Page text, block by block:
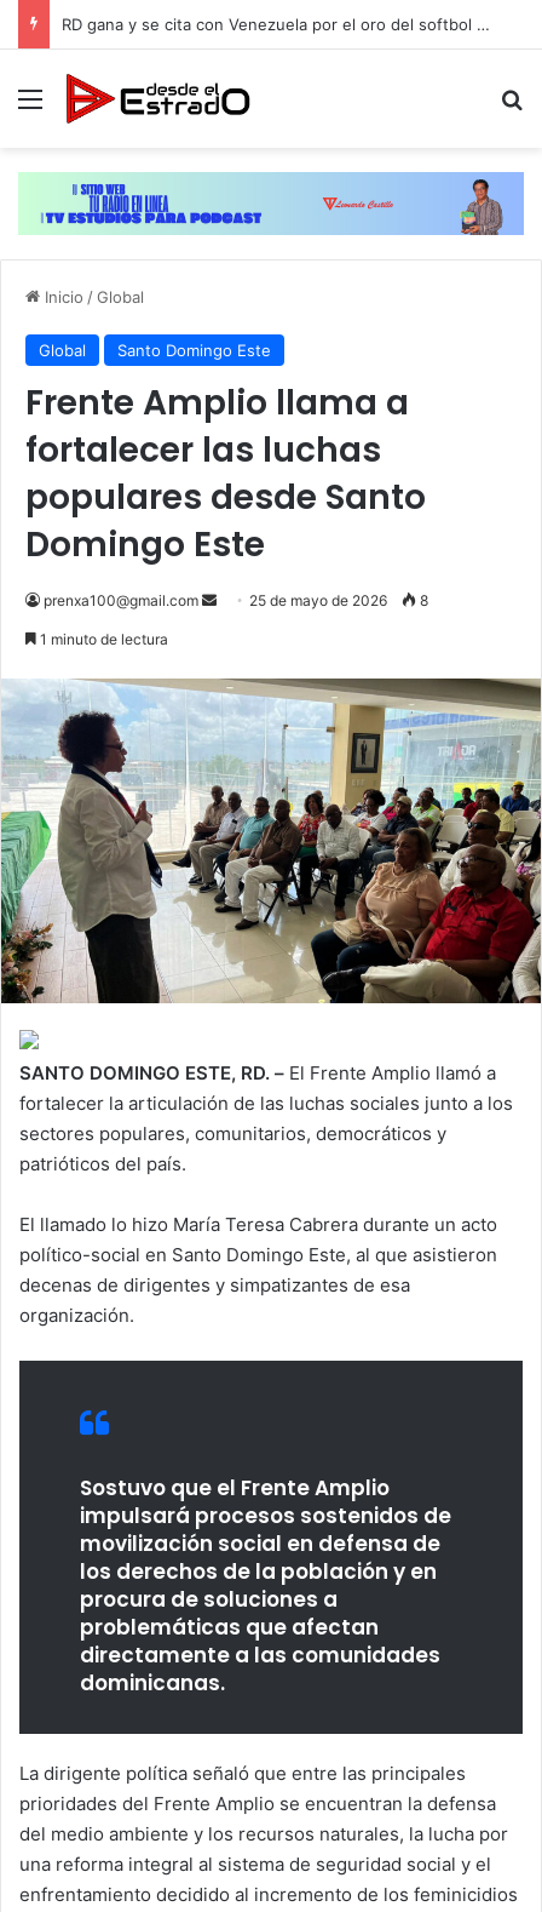
RD gana y se cita con Venezuela por el oro del softbol masculino de JCC-2026
Menú
Inicio /Global
Global Santo Domingo Este
Frente Amplio llama a
fortalecer las luchas
populares desde Santo
Domingo Este
prenxa100@gmail.com
Send 25 de mayo de 2026 8
1 minuto de lectura
SANTO DOMINGO ESTE, RD. – El Frente Amplio llamó a
fortalecer la articulación de las luchas sociales junto a los
sectores populares, comunitarios, democráticos y
patrióticos del país.
El llamado lo hizo María Teresa Cabrera durante un acto
político-social en Santo Domingo Este, al que asistieron
decenas de dirigentes y simpatizantes de esa
organización.
Sostuvo que el Frente Amplio
impulsará procesos sostenidos de
movilización social en defensa de
los derechos de la población y en
procura de soluciones a
problemáticas que afectan
directamente a las comunidades
dominicanas.
La dirigente política señaló que entre las principales
prioridades del Frente Amplio se encuentran la defensa
del medio ambiente y los recursos naturales, la lucha por
una reforma integral al sistema de seguridad social y el
enfrentamiento decidido al incremento de los feminicidios